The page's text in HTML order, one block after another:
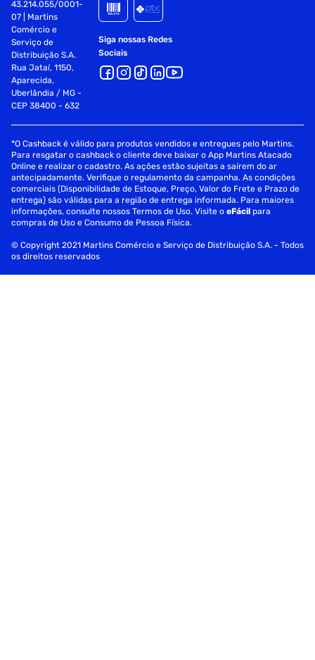
43.214.055/0001-
07 | Martins
Comércio e
Serviço de
Distribuição S.A.
Rua Jataí, 1150,
Aparecida,
Uberlândia / MG -
CEP 38400 - 632
Siga nossas Redes
Sociais
*O Cashback é válido para produtos vendidos e entregues pelo Martins.
Para resgatar o cashback o cliente deve baixar o App Martins Atacado
Online e realizar o cadastro. As ações estão sujeitas a saírem do ar
antecipadamente. Verifique o regulamento da campanha. As condições
comerciais (Disponibilidade de Estoque, Preço, Valor do Frete e Prazo de
entrega) são válidas para a região de entrega informada. Para maiores
informações, consulte nossos Termos de Uso. Visite oeFácil para
compras de Uso e Consumo de Pessoa Física.
© Copyright 2021 Martins Comércio e Serviço de Distribuição S.A. - Todos
os direitos reservados